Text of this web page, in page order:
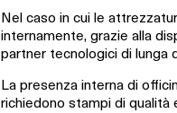
Nel caso in cui le
internamente, grazie alla
partner tecnologici di lunga
La presenza interna di
richiedono stampi di qualità